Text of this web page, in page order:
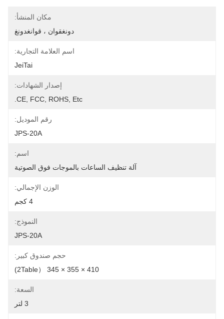
مكان المنشأ:
دونغقوان ، قوانغدونغ
اسم العلامة التجارية:
JeiTai
إصدار الشهادات:
CE, FCC, ROHS, Etc.
رقم الموديل:
JPS-20A
اسم:
آلة تنظيف الساعات بالموجات فوق الصوتية
الوزن الإجمالي:
4 كجم
النموذج:
JPS-20A
حجم صندوق كبير:
410 × 355 × 345 （2Table)
السعة:
3 لتر